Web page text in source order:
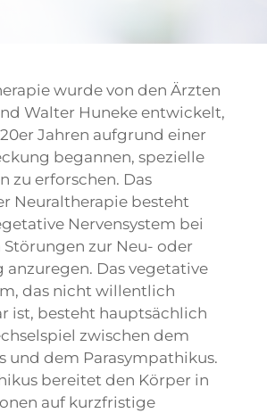
wurde von den Ärzten
Walter Huneke entwickelt,
Jahren aufgrund einer
begannen, spezielle
zu erforschen. Das
Neuraltherapie besteht
Nervensystem bei
zur Neu- oder
anzuregen. Das vegetative
das nicht willentlich
ist, besteht hauptsächlich
zwischen dem
und dem Parasympathikus.
bereitet den Körper in
auf kurzfristige